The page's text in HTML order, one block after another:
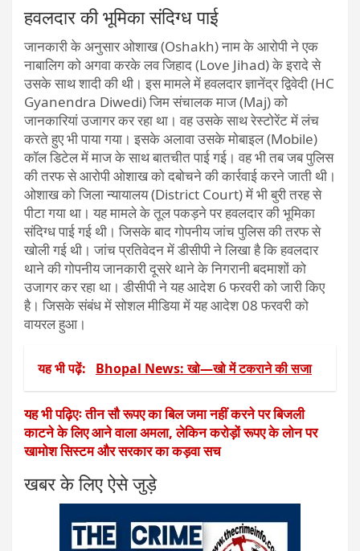
हवलदार की भूमिका संदिग्ध पाई
जानकारी के अनुसार ओशाख (Oshakh) नाम के आरोपी ने एक
नाबालिग को अगवा करके लव जिहाद (Love Jihad) के इरादे से
उसके साथ शादी की थी। इस मामले में हवलदार ज्ञानेंद्र द्विवेदी (HC
Gyanendra Diwedi) जिम संचालक माज (Maj) को
जानकारियां उजागर कर रहा था। वह उसके साथ रेस्टोरेंट में लंच
करते हुए भी पाया गया। इसके अलावा उसके मोबाइल (Mobile)
कॉल डिटेल में माज के साथ बातचीत पाई गई। वह भी तब जब पुलिस
की तरफ से आरोपी ओशाख को दबोचने की कार्रवाई करने जाती थी।
ओशाख को जिला न्यायालय (District Court) में भी बुरी तरह से
पीटा गया था। यह मामले के तूल पकड़ने पर हवलदार की भूमिका
संदिग्ध पाई गई थी। जिसके बाद गोपनीय जांच पुलिस की तरफ से
खोली गई थी। जांच प्रतिवेदन में डीसीपी ने लिखा है कि हवलदार
थाने की गोपनीय जानकारी दूसरे थाने के निगरानी बदमाशों को
उजागर कर रहा था। डीसीपी ने यह आदेश 6 फरवरी को जारी किए
है। जिसके संबंध में सोशल मीडिया में यह आदेश 08 फरवरी को
वायरल हुआ।
यह भी पढ़ें: Bhopal News: खो—खो में टकराने की सजा
यह भी पढ़िएः तीन सौ रूपए का बिल जमा नहीं करने पर बिजली
काटने के लिए आने वाला अमला, लेकिन करोड़ों रूपए के लोन पर
खामोश सिस्टम और सरकार का कड़वा सच
खबर के लिए ऐसे जुड़े